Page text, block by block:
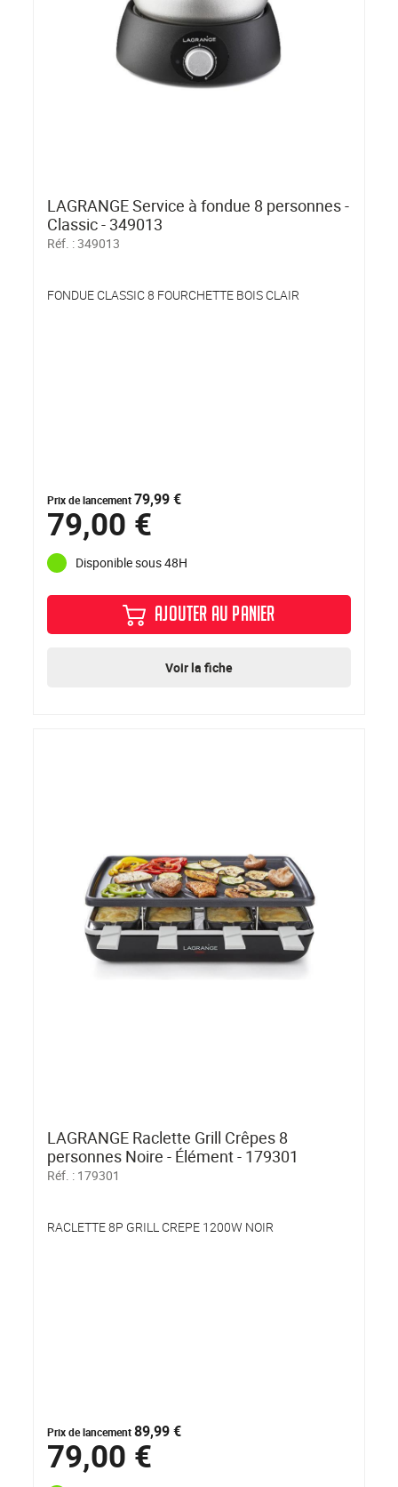
LAGRANGE Service à fondue 8 personnes -
Classic - 349013
Réf. :349013
FONDUE CLASSIC 8 FOURCHETTE BOIS CLAIR
Prix de lancement79,99 €
79,00 €
Disponible sous 48H
AJOUTER AU PANIER
Voir la fiche
LAGRANGE Raclette Grill Crêpes 8
personnes Noire - Élément - 179301
Réf. : 179301
RACLETTE 8P GRILL CREPE 1200W NOIR
Prix de lancement89,99 €
79,00 €